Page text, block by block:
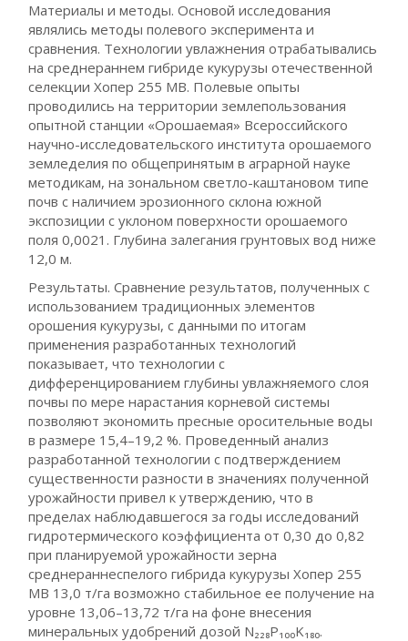
Материалы и методы. Основой исследования
являлись методы полевого эксперимента и
сравнения. Технологии увлажнения отрабатывались
на среднераннем гибриде кукурузы отечественной
селекции Хопер 255 МВ. Полевые опыты
проводились на территории землепользования
опытной станции «Орошаемая» Всероссийского
научно-исследовательского института орошаемого
земледелия по общепринятым в аграрной науке
методикам, на зональном светло-каштановом типе
почв с наличием эрозионного склона южной
экспозиции с уклоном поверхности орошаемого
поля 0,0021. Глубина залегания грунтовых вод ниже
12,0 м.
Результаты. Сравнение результатов, полученных с
использованием традиционных элементов
орошения кукурузы, с данными по итогам
применения разработанных технологий
показывает, что технологии с
дифференцированием глубины увлажняемого слоя
почвы по мере нарастания корневой системы
позволяют экономить пресные оросительные воды
в размере 15,4–19,2 %. Проведенный анализ
разработанной технологии с подтверждением
существенности разности в значениях полученной
урожайности привел к утверждению, что в
пределах наблюдавшегося за годы исследований
гидротермического коэффициента от 0,30 до 0,82
при планируемой урожайности зерна
среднераннеспелого гибрида кукурузы Хопер 255
МВ 13,0 т/га возможно стабильное ее получение на
уровне 13,06–13,72 т/га на фоне внесения
минеральных удобрений дозой N₂₂₈P₁₀₀K₁₈₀.